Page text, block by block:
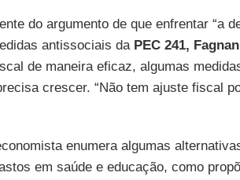
do argumento de que enfrentar “a
antissociais da PEC 241,
de maneira eficaz, algumas
crescer. “Não tem ajuste fiscal
enumera algumas
em saúde e educação, como